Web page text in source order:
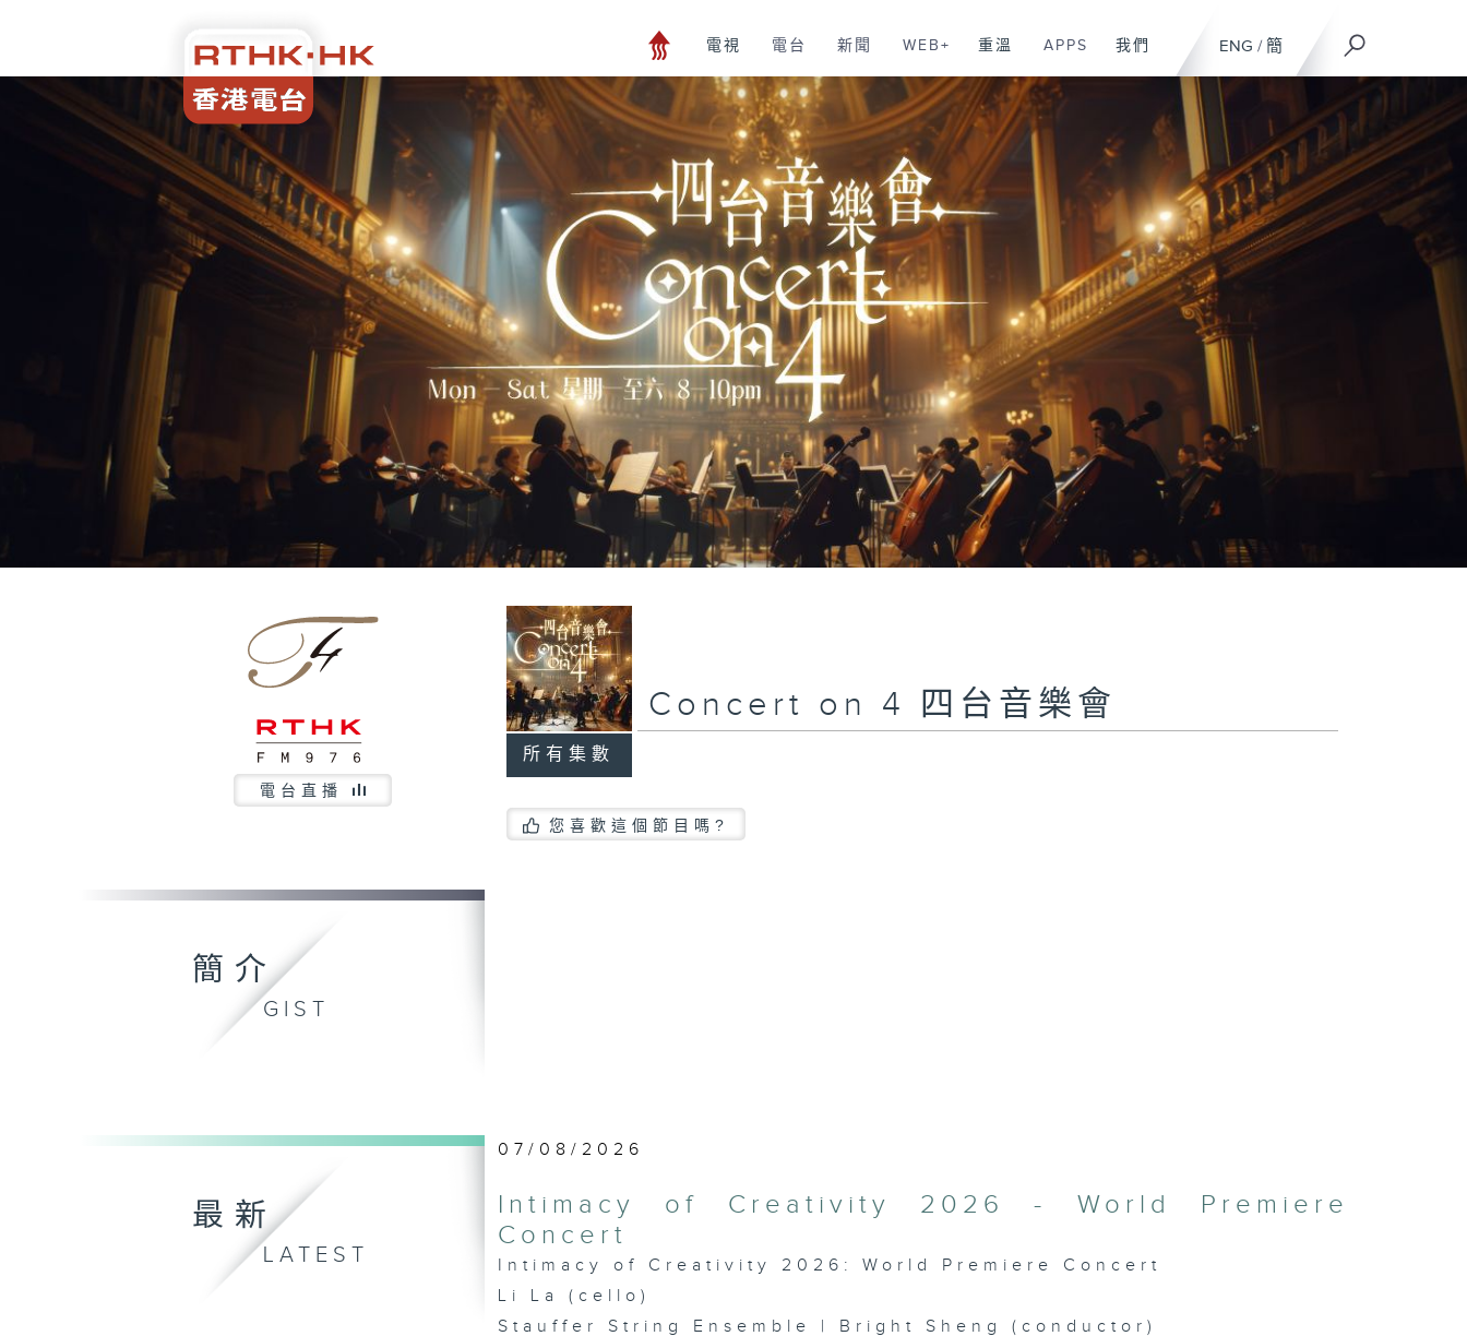
ENG / 簡
電視 電台 新聞 WEB+ 重溫 APPS 我們
電台直播
所有集數
Concert on 4 四台音樂會
您喜歡這個節目嗎?
簡介
GIST
最新
LATEST
07/08/2026
Intimacy of Creativity 2026 - World Premiere
Concert
Intimacy of Creativity 2026: World Premiere Concert
Li La (cello)
Stauffer String Ensemble | Bright Sheng (conductor)